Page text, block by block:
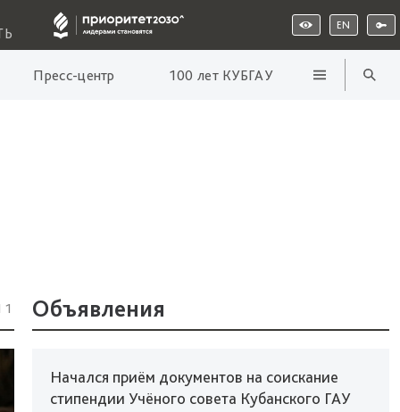
EN
Пресс-центр 100 лет КУБГАУ
Объявления
Начался приём документов на соискание
стипендии Учёного совета Кубанского ГАУ